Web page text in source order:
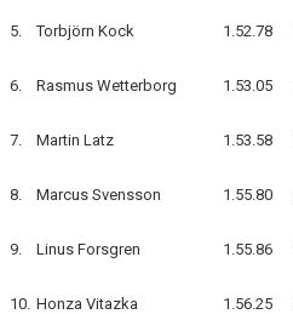
5. Torbjörn Kock 1.52.78
6. Rasmus Wetterborg 1.53.05
7. Martin Latz 1.53.58
8. Marcus Svensson 1.55.80
9. Linus Forsgren 1.55.86
10. Honza Vitazka 1.56.25